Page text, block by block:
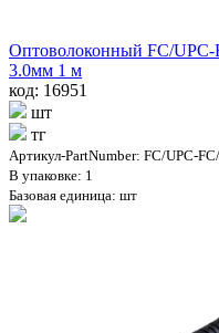
Оптоволоконный FC/
3.0мм 1 м
код: 16951
шт
тг
Артикул-PartNumber: FC/UPC-
В упаковке: 1
Базовая единица: шт